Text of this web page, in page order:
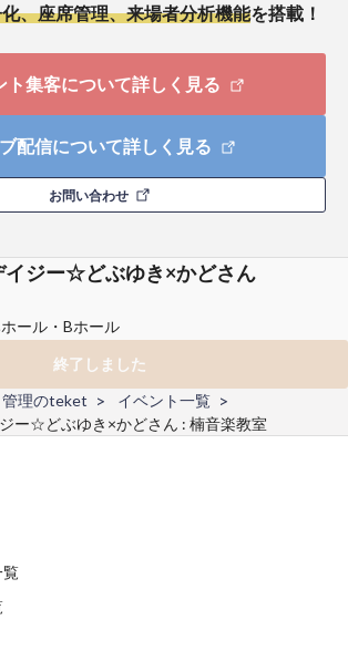
、座席管理、来場者分析機能を搭載！
ト集客について詳しく見る
配信について詳しく見る
お問い合わせ
イジー☆どぶゆき×かどさん
ール・Bホール
終了しました
管理のteket
イベント一覧
ー☆どぶゆき×かどさん : 楠音楽教室
覧